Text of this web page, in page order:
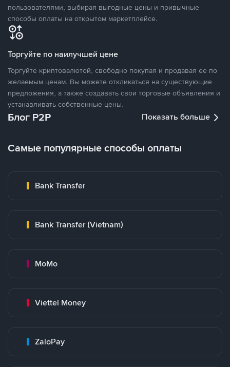
пользователями, выбирая выгодные цены и привычные
способы оплаты на открытом маркетплейсе.
Торгуйте по наилучшей цене
Торгуйте криптовалютой, свободно покупая и продавая ее по
желаемым ценам. Вы можете откликаться на существующие
предложения, а также создавать свои торговые объявления и
устанавливать собственные цены.
Блог P2P Показать больше
Самые популярные способы оплаты
Bank Transfer
Bank Transfer (Vietnam)
MoMo
Viettel Money
ZaloPay